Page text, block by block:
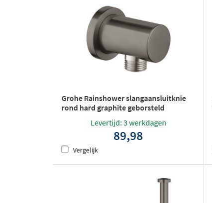
Grohe Rainshower slangaansluitknie
rond hard graphite geborsteld
Levertijd: 3 werkdagen
89,98
Vergelijk